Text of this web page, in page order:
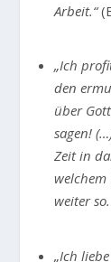
Arbeit.“
„Ich
den
über
sagen!
Zeit in
welchem
weiter
„Ich